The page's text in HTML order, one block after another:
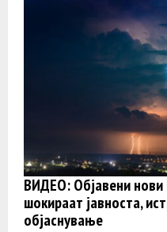
ВИДЕО: Објавени нови
шокираат јавноста,
објаснување